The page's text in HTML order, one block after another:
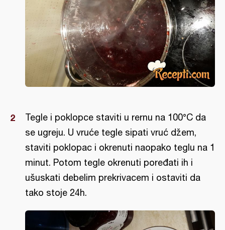
Tegle i poklopce staviti u rernu na 100°C da
se ugreju. U vruće tegle sipati vruć džem,
staviti poklopac i okrenuti naopako teglu na 1
minut. Potom tegle okrenuti poređati ih i
ušuskati debelim prekrivacem i ostaviti da
tako stoje 24h.